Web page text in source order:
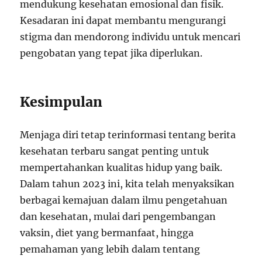
mendukung kesehatan emosional dan fisik.
Kesadaran ini dapat membantu mengurangi
stigma dan mendorong individu untuk mencari
pengobatan yang tepat jika diperlukan.
Kesimpulan
Menjaga diri tetap terinformasi tentang berita
kesehatan terbaru sangat penting untuk
mempertahankan kualitas hidup yang baik.
Dalam tahun 2023 ini, kita telah menyaksikan
berbagai kemajuan dalam ilmu pengetahuan
dan kesehatan, mulai dari pengembangan
vaksin, diet yang bermanfaat, hingga
pemahaman yang lebih dalam tentang